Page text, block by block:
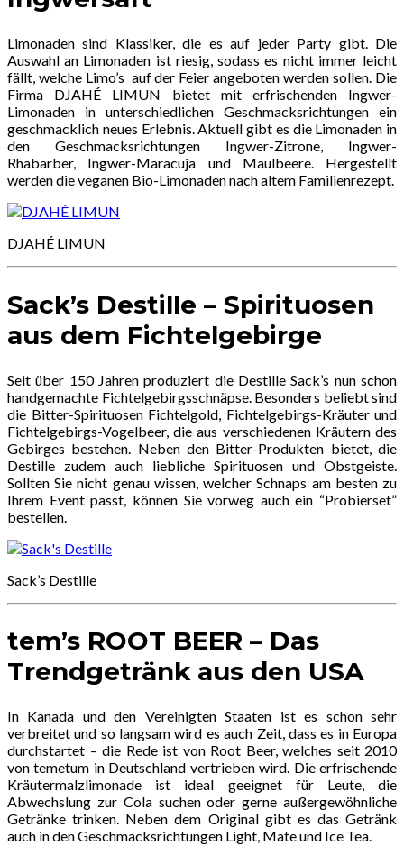
Limonaden sind Klassiker, die es auf jeder Party gibt. Die
Auswahl an Limonaden ist riesig, sodass es nicht immer leicht
fällt, welche Limo’s auf der Feier angeboten werden sollen. Die
Firma DJAHÉ LIMUN bietet mit erfrischenden Ingwer-
Limonaden in unterschiedlichen Geschmacksrichtungen ein
geschmacklich neues Erlebnis. Aktuell gibt es die Limonaden in
den Geschmacksrichtungen Ingwer-Zitrone, Ingwer-
Rhabarber, Ingwer-Maracuja und Maulbeere. Hergestellt
werden die veganen Bio-Limonaden nach altem Familienrezept.
DJAHÉ LIMUN
Sack’s Destille – Spirituosen
aus dem Fichtelgebirge
Seit über 150 Jahren produziert die Destille Sack’s nun schon
handgemachte Fichtelgebirgsschnäpse. Besonders beliebt sind
die Bitter-Spirituosen Fichtelgold, Fichtelgebirgs-Kräuter und
Fichtelgebirgs-Vogelbeer, die aus verschiedenen Kräutern des
Gebirges bestehen. Neben den Bitter-Produkten bietet, die
Destille zudem auch liebliche Spirituosen und Obstgeiste.
Sollten Sie nicht genau wissen, welcher Schnaps am besten zu
Ihrem Event passt, können Sie vorweg auch ein “Probierset”
bestellen.
Sack’s Destille
tem’s ROOT BEER – Das
Trendgetränk aus den USA
In Kanada und den Vereinigten Staaten ist es schon sehr
verbreitet und so langsam wird es auch Zeit, dass es in Europa
durchstartet – die Rede ist von Root Beer, welches seit 2010
von temetum in Deutschland vertrieben wird. Die erfrischende
Kräutermalzlimonade ist ideal geeignet für Leute, die
Abwechslung zur Cola suchen oder gerne außergewöhnliche
Getränke trinken. Neben dem Original gibt es das Getränk
auch in den Geschmacksrichtungen Light, Mate und Ice Tea.